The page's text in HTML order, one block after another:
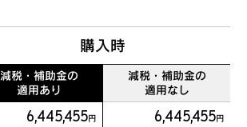
購入時
減税・補助金の
適用あり
減税・補助金の
適用なし
6,445,455円 6,445,455円